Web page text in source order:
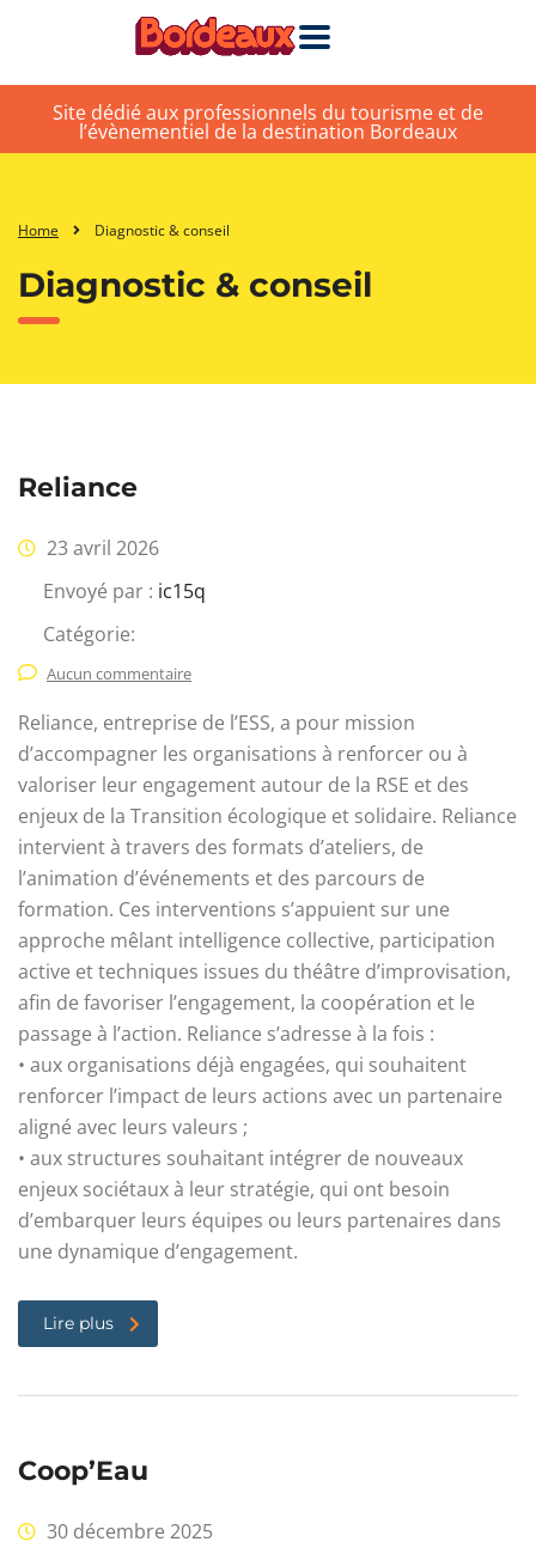
Site dédié aux professionnels du tourisme et de
l’évènementiel de la destination Bordeaux
Home Diagnostic & conseil
Diagnostic & conseil
Reliance
23 avril 2026
Envoyé par : ic15q
Catégorie:
Aucun commentaire
Reliance, entreprise de l’ESS, a pour mission
d’accompagner les organisations à renforcer ou à
valoriser leur engagement autour de la RSE et des
enjeux de la Transition écologique et solidaire. Reliance
intervient à travers des formats d’ateliers, de
l’animation d’événements et des parcours de
formation. Ces interventions s’appuient sur une
approche mêlant intelligence collective, participation
active et techniques issues du théâtre d’improvisation,
afin de favoriser l’engagement, la coopération et le
passage à l’action. Reliance s’adresse à la fois :
• aux organisations déjà engagées, qui souhaitent
renforcer l’impact de leurs actions avec un partenaire
aligné avec leurs valeurs ;
• aux structures souhaitant intégrer de nouveaux
enjeux sociétaux à leur stratégie, qui ont besoin
d’embarquer leurs équipes ou leurs partenaires dans
une dynamique d’engagement.
Lire plus
Coop’Eau
30 décembre 2025